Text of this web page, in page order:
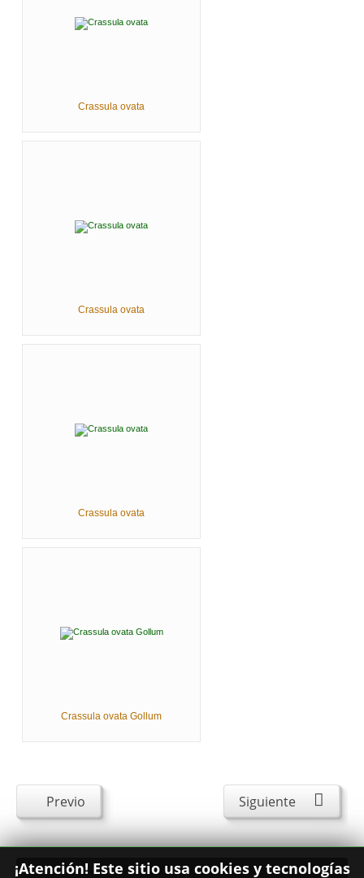
Crassula ovata
Crassula ovata
Crassula ovata
Crassula ovata Gollum
Previo Siguiente
¡Atención! Este sitio usa cookies y tecnologías